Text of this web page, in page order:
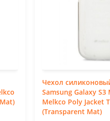
Чехол
Samsung Galaxy S3
Melkco Poly Jacket
(Transparent Mat)